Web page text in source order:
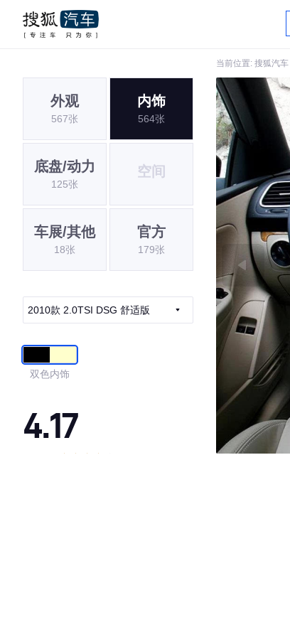
当前位置: 搜狐汽车
外观
567张
内饰
564张
底盘/动力
125张
空间
车展/其他
18张
官方
179张
2010款 2.0TSI DSG 舒适版
双色内饰
4.17